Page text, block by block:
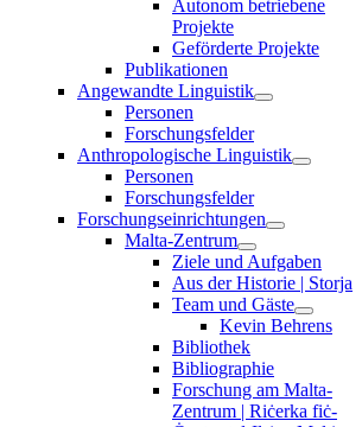
Autonom betriebene
Projekte
Geförderte Projekte
Publikationen
Angewandte Linguistik
Personen
Forschungsfelder
Anthropologische Linguistik
Personen
Forschungsfelder
Forschungseinrichtungen
Malta-Zentrum
Ziele und Aufgaben
Aus der Historie | Storja
Team und Gäste
Kevin Behrens
Bibliothek
Bibliographie
Forschung am Malta-
Zentrum | Riċerka fiċ-